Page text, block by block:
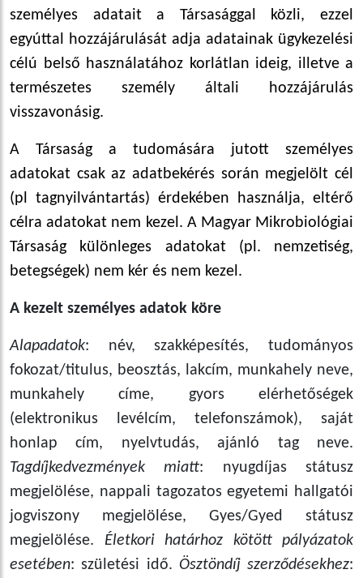
személyes adatait a Társasággal közli, ezzel
egyúttal hozzájárulását adja adatainak ügykezelési
célú belső használatához korlátlan ideig, illetve a
természetes személy általi hozzájárulás
visszavonásig.
A Társaság a tudomására jutott személyes
adatokat csak az adatbekérés során megjelölt cél
(pl tagnyilvántartás) érdekében használja, eltérő
célra adatokat nem kezel. A Magyar Mikrobiológiai
Társaság különleges adatokat (pl. nemzetiség,
betegségek) nem kér és nem kezel.
A kezelt személyes adatok köre
Alapadatok: név, szakképesítés, tudományos
fokozat/titulus, beosztás, lakcím, munkahely neve,
munkahely címe, gyors elérhetőségek
(elektronikus levélcím, telefonszámok), saját
honlap cím, nyelvtudás, ajánló tag neve.
Tagdíjkedvezmények miatt: nyugdíjas státusz
megjelölése, nappali tagozatos egyetemi hallgatói
jogviszony megjelölése, Gyes/Gyed státusz
megjelölése. Életkori határhoz kötött pályázatok
esetében: születési idő. Ösztöndíj szerződésekhez: